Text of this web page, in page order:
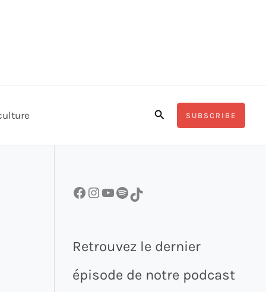
RechercherSUBSCRIBE
Facebook InstagramYouTube Spotify TikTok
Retrouvez le dernier
épisode de notre podcast